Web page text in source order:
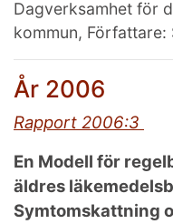
Dagverksamhet för
kommun, Författare:
År 2006
Rapport 2006:3
En Modell för
äldres
Symtomskattning